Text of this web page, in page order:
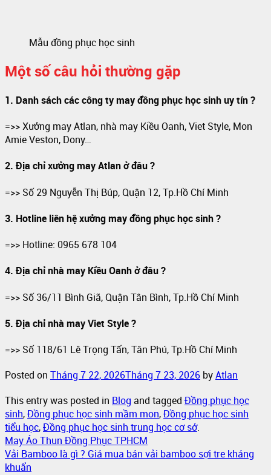
Mẫu đồng phục học sinh
Một số câu hỏi thường gặp
1. Danh sách các công ty may đồng phục học sinh uy tín ?
=>> Xưởng may Atlan, nhà may Kiều Oanh, Viet Style, Mon
Amie Veston, Dony…
2. Địa chỉ xưởng may Atlan ở đâu ?
=>> Số 29 Nguyễn Thị Búp, Quận 12, Tp.Hồ Chí Minh
3. Hotline liên hệ xưởng may đồng phục học sinh ?
=>> Hotline: 0965 678 104
4. Địa chỉ nhà may Kiều Oanh ở đâu ?
=>> Số 36/11 Bình Giã, Quận Tân Bình, Tp.Hồ Chí Minh
5. Địa chỉ nhà may Viet Style ?
=>> Số 118/61 Lê Trọng Tấn, Tân Phú, Tp.Hồ Chí Minh
Posted on Tháng 7 22, 2026Tháng 7 23, 2026 byAtlan
This entry was posted in Blog and tagged Đồng phục học
sinh,Đồng phục học sinh mầm mon,Đồng phục học sinh
tiểu học,Đồng phục học sinh trung học cơ sở.
May Áo Thun Đồng Phục TPHCM
Vải Bamboo là gì ? Giá mua bán vải bamboo sợi tre kháng
khuẩn